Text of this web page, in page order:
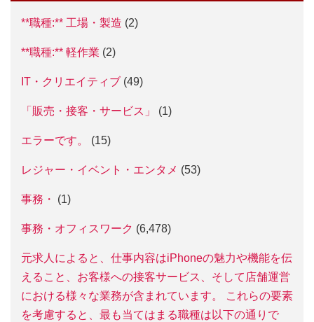
**職種:** 工場・製造 (2)
**職種:** 軽作業 (2)
IT・クリエイティブ (49)
「販売・接客・サービス」 (1)
エラーです。 (15)
レジャー・イベント・エンタメ (53)
事務・ (1)
事務・オフィスワーク (6,478)
元求人によると、仕事内容はiPhoneの魅力や機能を伝
えること、お客様への接客サービス、そして店舗運営
における様々な業務が含まれています。 これらの要素
を考慮すると、最も当てはまる職種は以下の通りで